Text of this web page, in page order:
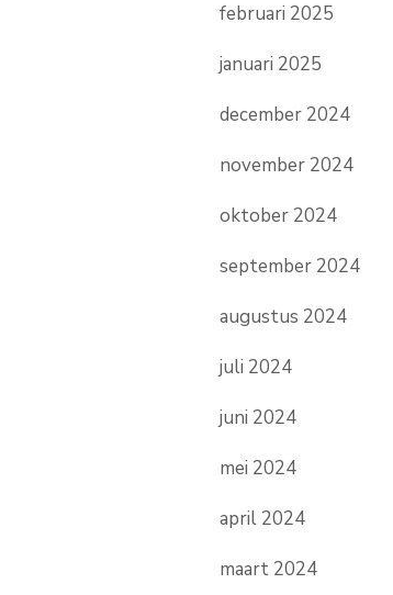
februari 2025
januari 2025
december 2024
november 2024
oktober 2024
september 2024
augustus 2024
juli 2024
juni 2024
mei 2024
april 2024
maart 2024